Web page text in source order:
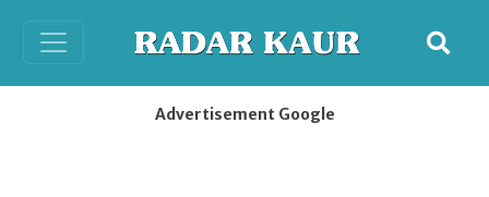
Advertisement Google